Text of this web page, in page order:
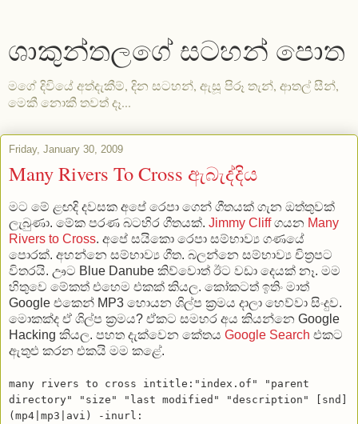
ශාකුන්තලගේ සටහන් පොත
මගේ දිවියේ අත්දැකීම්, දින සටහන්, ඇසූ පිරූ තැන්, ආතල් සීන්,
මෙකී නොකී තවත් දෑ...
Friday, January 30, 2009
Many Rivers To Cross ඇබැද්දිය
මට මේ ළඟදි දවසක අපේ රෙපා ගෙන් ගීතයක් ගැන ඔත්තුවක්
ලැබුණා. මේක පරණ බටහිර ගීතයක්. Jimmy Cliffගයන Many
Rivers to Cross. අපේ සයිකො රෙපා සම්භාව්‍ය ගණ‍යේ
පොරක්. අහන්නෙ සම්භාව්‍ය ගීත. බලන්නෙ සම්භාව්‍ය චිත්‍රපට
විතරයි. ඌට Blue Danube කිව්වොත් ඊට වඩා දෙයක් නෑ. මම
හිතුවෙ මේකත් එහෙම එකක් කියල. කෝකටත් ඉතිං මාත්
Google එ‍කෙන් MP3 හොයන ශිල්ප ක්‍රමය දාලා හෙව්වා සිංදුව.
මොකක්ද ඒ ශිල්ප ක්‍රමය? ඒකට සමහර අය කියන්නෙ Google
Hacking කියල. පහත දැක්වෙන කේතය Google Search එකට
ඇතුළු කරන එකයි මම කළේ.
many rivers to cross intitle:"index.of" "parent
directory" "size" "last modified" "description" [snd]
(mp4|mp3|avi) -inurl: